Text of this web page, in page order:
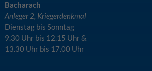
Bacharach
Anleger 2, Kriegerdenkmal
Dienstag bis Sonntag
9.30 Uhr bis 12.15 Uhr &
13.30 Uhr bis 17.00 Uhr